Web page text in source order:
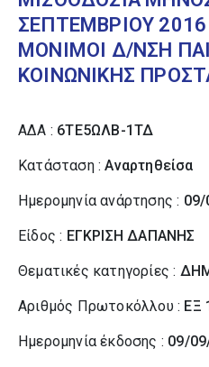
ΣΕΠΤΕΜΒΡΙΟΥ
ΜΟΝΙΜΟΙ Δ/ΝΣΗ
ΚΟΙΝΩΝΙΚΗΣ
ΑΔΑ : 6ΤΕ5ΩΛΒ-1ΤΔ
Κατάσταση :Αναρτηθείσα
Ημερομηνία ανάρτησης : 09/
Είδος : ΕΓΚΡΙΣΗ ΔΑΠΑΝΗΣ
Θεματικές κατηγορίες :
Αριθμός Πρωτοκόλλου : ΕΞ
Ημερομηνία έκδοσης : 09/